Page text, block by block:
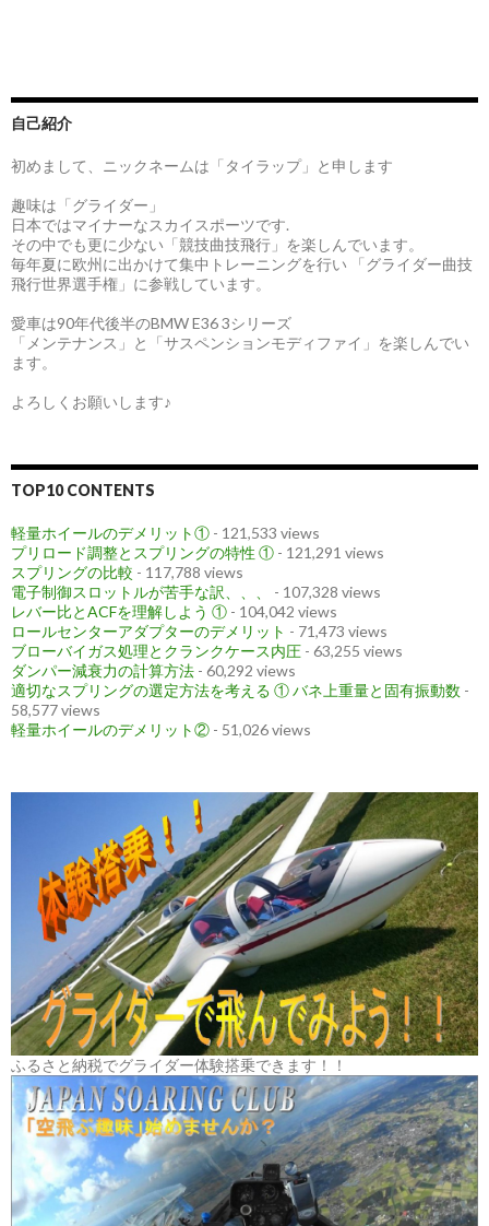
自己紹介
初めまして、ニックネームは「タイラップ」と申します
趣味は「グライダー」
日本ではマイナーなスカイスポーツです.
その中でも更に少ない「競技曲技飛行」を楽しんでいます。
毎年夏に欧州に出かけて集中トレーニングを行い 「グライダー曲技
飛行世界選手権」に参戦しています。
愛車は90年代後半のBMW E36 3シリーズ
「メンテナンス」と「サスペンションモディファイ」を楽しんでい
ます。
よろしくお願いします♪
TOP10 CONTENTS
軽量ホイールのデメリット① - 121,533 views
プリロード調整とスプリングの特性 ① - 121,291 views
スプリングの比較 - 117,788 views
電子制御スロットルが苦手な訳、、、
- 107,328 views
レバー比とACFを理解しよう ① - 104,042 views
ロールセンターアダプターのデメリット - 71,473 views
ブローバイガス処理とクランクケース内圧 - 63,255 views
ダンパー減衰力の計算方法 - 60,292 views
適切なスプリングの選定方法を考える ① バネ上重量と固有振動数 -
58,577 views
軽量ホイールのデメリット② - 51,026 views
ふるさと納税でグライダー体験搭乗できます！！